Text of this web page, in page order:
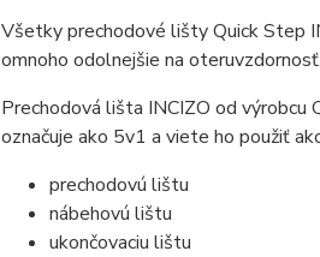
Všetky prechodové lišty Quick Step
omnoho odolnejšie na
Prechodová lišta INCIZO od
označuje ako 5v1 a viete ho použiť
prechodovú lištu
nábehovú lištu
ukončovaciu lištu